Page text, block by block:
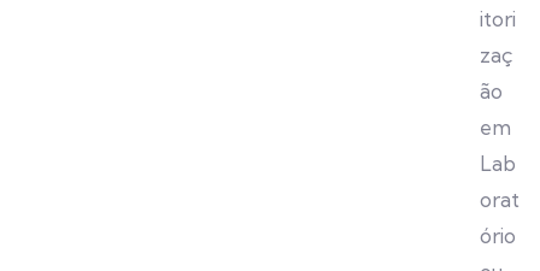
itori
zaç
ão
em
Lab
orat
ório